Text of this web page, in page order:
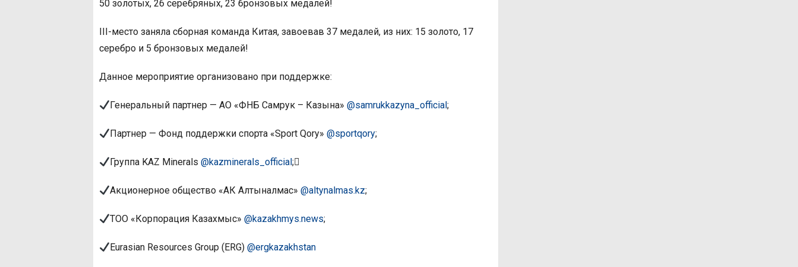
50 золотых, 26 серебряных, 23 бронзовых медалей!
III-место заняла сборная команда Китая, завоевав 37 медалей, из них: 15 золото, 17
серебро и 5 бронзовых медалей!
Данное мероприятие организовано при поддержке:
Генеральный партнер — АО «ФНБ Самрук – Казына»@samrukkazyna_official;
Партнер — Фонд поддержки спорта «Sport Qory»@sportqory;
Группа KAZ Minerals@kazminerals_official;
Акционерное общество «АК Алтыналмас»@altynalmas.kz;
ТОО «Корпорация Казахмыс»@kazakhmys.news;
Eurasian Resources Group (ERG)@ergkazakhstan